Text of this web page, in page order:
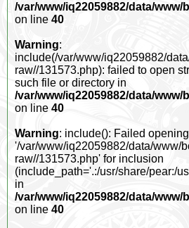
/var/www/iq22059882/data/
on line 40
Warning:
include(/var/www/iq22059882/
raw//131573.php): failed to open
such file or directory in
/var/www/iq22059882/data/
on line 40
Warning: include(): Failed opening
'/var/www/iq22059882/data/www/
raw//131573.php' for inclusion
(include_path='.:/usr/share/pear:/
in
/var/www/iq22059882/data/
on line 40